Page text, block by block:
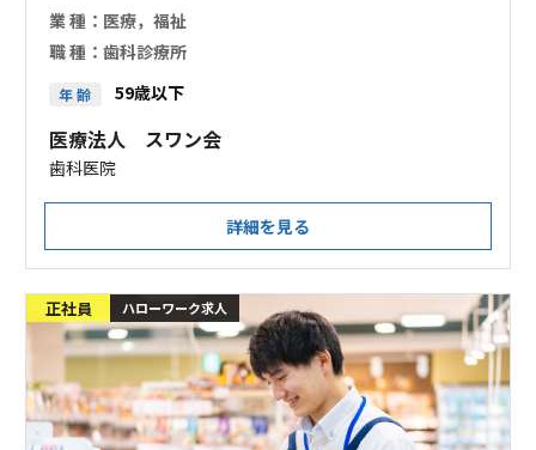
業 種： 医療，福祉
職 種： 歯科診療所
年 齢 59歳以下
医療法人 スワン会
歯科医院
詳細を見る
正社員 ハローワーク求人